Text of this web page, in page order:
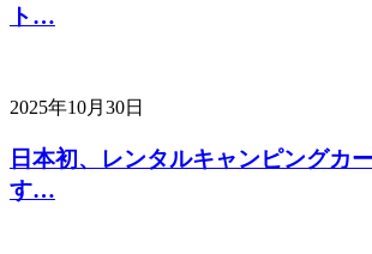
ト…
2025年10月30日
日本初、レンタルキャンピングカ
す…